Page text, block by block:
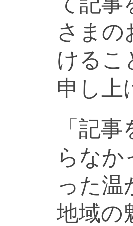
さまの
けるこ
申し上
「記
らなか
った温
地域の